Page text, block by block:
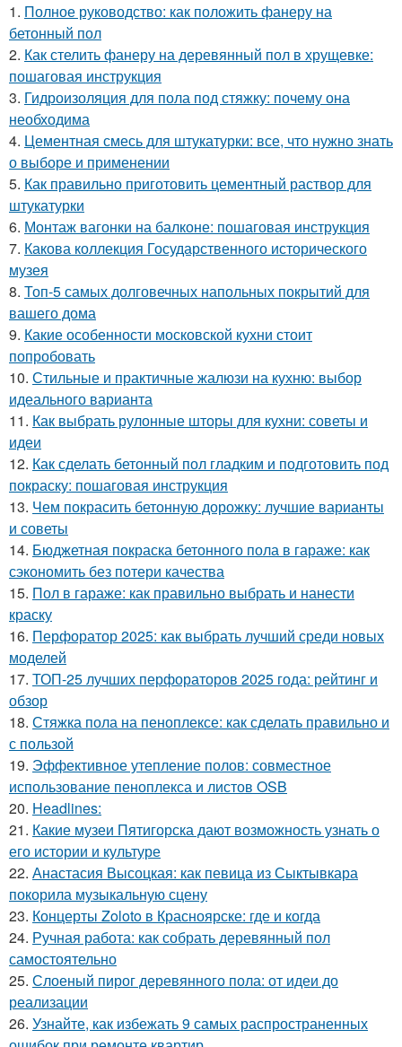
1. Полное руководство: как положить фанеру на
бетонный пол
2. Как стелить фанеру на деревянный пол в хрущевке:
пошаговая инструкция
3. Гидроизоляция для пола под стяжку: почему она
необходима
4. Цементная смесь для штукатурки: все, что нужно знать
о выборе и применении
5. Как правильно приготовить цементный раствор для
штукатурки
6. Монтаж вагонки на балконе: пошаговая инструкция
7. Какова коллекция Государственного исторического
музея
8. Топ-5 самых долговечных напольных покрытий для
вашего дома
9. Какие особенности московской кухни стоит
попробовать
10. Стильные и практичные жалюзи на кухню: выбор
идеального варианта
11. Как выбрать рулонные шторы для кухни: советы и
идеи
12. Как сделать бетонный пол гладким и подготовить под
покраску: пошаговая инструкция
13. Чем покрасить бетонную дорожку: лучшие варианты
и советы
14. Бюджетная покраска бетонного пола в гараже: как
сэкономить без потери качества
15. Пол в гараже: как правильно выбрать и нанести
краску
16. Перфоратор 2025: как выбрать лучший среди новых
моделей
17. ТОП-25 лучших перфораторов 2025 года: рейтинг и
обзор
18. Стяжка пола на пеноплексе: как сделать правильно и
с пользой
19. Эффективное утепление полов: совместное
использование пеноплекса и листов OSB
20. Headlines:
21. Какие музеи Пятигорска дают возможность узнать о
его истории и культуре
22. Анастасия Высоцкая: как певица из Сыктывкара
покорила музыкальную сцену
23. Концерты Zoloto в Красноярске: где и когда
24. Ручная работа: как собрать деревянный пол
самостоятельно
25. Слоеный пирог деревянного пола: от идеи до
реализации
26. Узнайте, как избежать 9 самых распространенных